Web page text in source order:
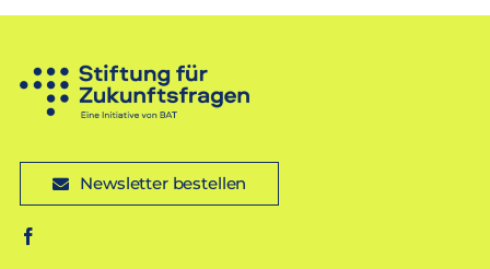
Newsletter bestellen